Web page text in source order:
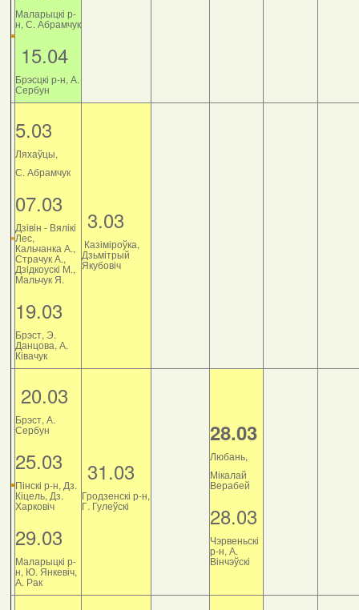
Маларыцкі р-
н, С. Абрамчук
15.04
Брэсцкі р-н, А.
Сербун
5.03
Ляхаўцы,
С. Абрамчук
07.03
Дзiвiн - Вялiкi
Лес,
Кальчанка А.,
Страчук А.,
Дзiдкоускi М.,
Мальчук Я.
19.03
Брэст, Э.
Данцова, А.
Ківачук
3.03
Казіміроўка,
Дзьмітрый
Якубовіч
20.03
Брэст, А.
Сербун
25.03
Пінскі р-н, Дз.
Кіцель, Дз.
Харковіч
29.03
Маларыцкі р-
н, Ю. Янкевіч,
А. Рак
31.03
Гродзенскі р-н,
Г. Гулеўскі
28.03
Любань,
Мікалай
Верабей
28.03
Чэрвеньскі
р-н, А.
Вінчэўскі